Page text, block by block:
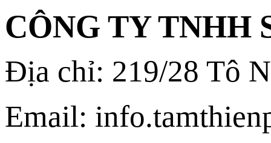
CÔNG TY TNHH
Địa chỉ: 219/28 Tô
Email: